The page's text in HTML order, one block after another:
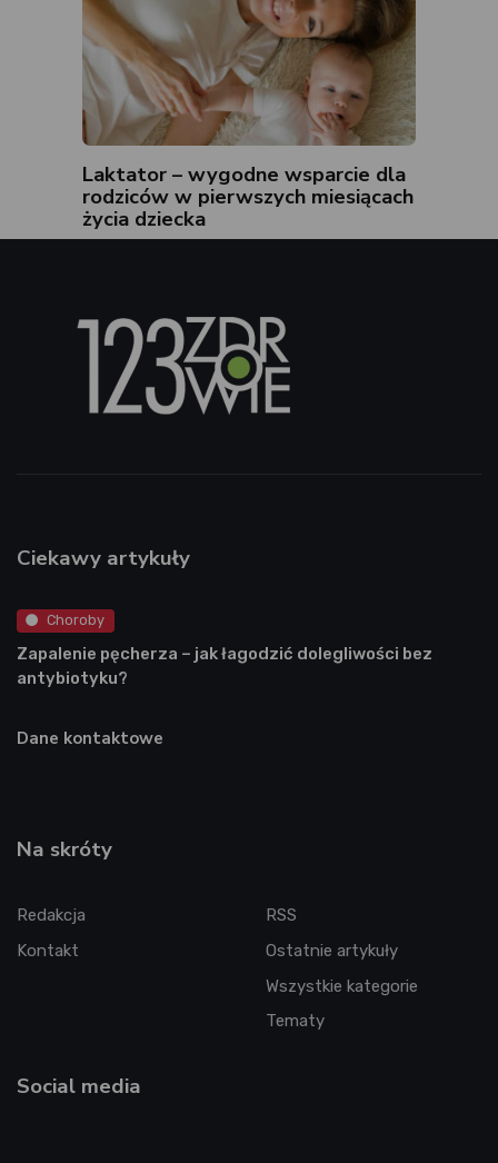
Laktator – wygodne wsparcie dla
rodziców w pierwszych miesiącach
życia dziecka
Ciekawy artykuły
Choroby
Zapalenie pęcherza – jak łagodzić dolegliwości bez
antybiotyku?
Dane kontaktowe
Na skróty
Redakcja
Kontakt
RSS
Ostatnie artykuły
Wszystkie kategorie
Tematy
Social media